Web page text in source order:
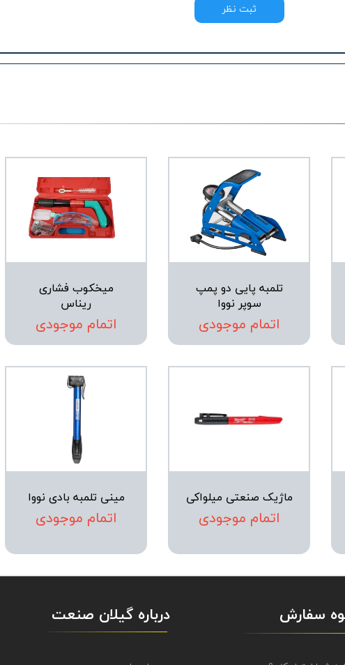
ثبت نظر
تلمبه پایی دو پمپ
سوپر نووا
اتمام موجودی
میخکوب فشاری
ریناس
اتمام موجودی
ماژیک صنعتی میلواکی
اتمام موجودی
مینی تلمبه بادی نووا
اتمام موجودی
سفارش درباره گیلان صنعت